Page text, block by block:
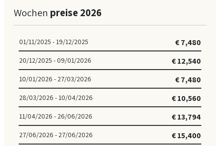
Wochen preise 2026
01/11/2025 - 19/12/2025 € 7,480
20/12/2025 - 09/01/2026 € 12,540
10/01/2026 - 27/03/2026 € 7,480
28/03/2026 - 10/04/2026 € 10,560
11/04/2026 - 26/06/2026 € 13,794
27/06/2026 - 27/06/2026 € 15,400